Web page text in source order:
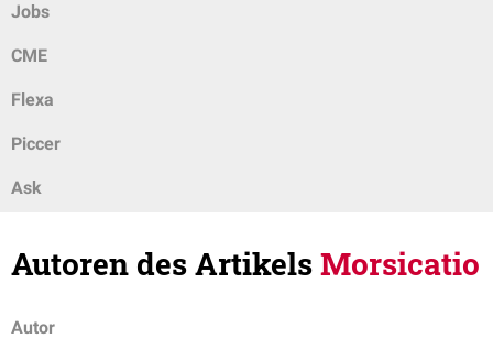
Jobs
CME
Flexa
Piccer
Ask
Autoren des ArtikelsMorsicatio
Autor